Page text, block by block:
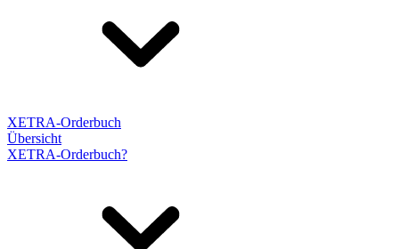
XETRA-Orderbuch
Übersicht
XETRA-Orderbuch?